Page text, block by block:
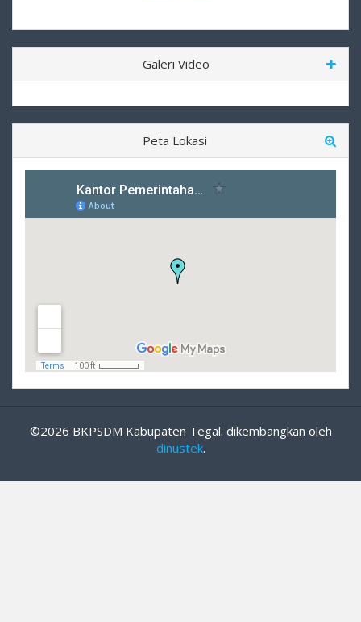
Galeri Video
Peta Lokasi
©2026 BKPSDM Kabupaten Tegal. dikembangkan oleh
dinustek.